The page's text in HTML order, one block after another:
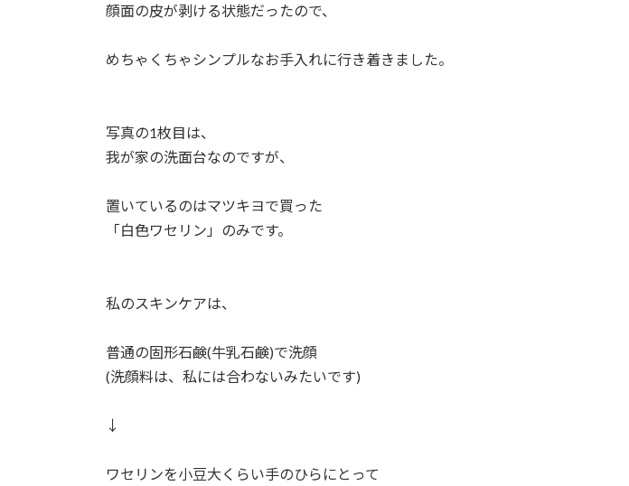
顔面の皮が剥ける状態だったので、⁡
めちゃくちゃシンプルなお手入れに行き着きました。⁡
写真の1枚目は、⁡
我が家の洗面台なのですが、⁡
置いているのはマツキヨで買った⁡
「白色ワセリン」のみです。⁡
私のスキンケアは、⁡
普通の固形石鹸(牛乳石鹸)で洗顔⁡
(洗顔料は、私には合わないみたいです)⁡
↓⁡
ワセリンを小豆大くらい手のひらにとって⁡